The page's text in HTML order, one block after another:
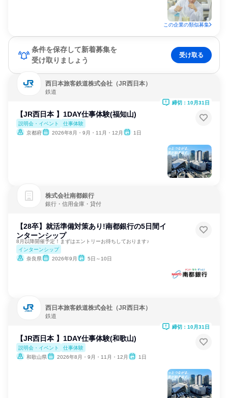
この企業の類似募集
条件を保存して新着募集を
受け取りましょう
受け取る
西日本旅客鉄道株式会社（JR西日本）
鉄道
【JR西日本 】1DAY仕事体験(福知山)
説明会・イベント
仕事体験
京都府
2026年8月・9月・11月・12月 1日
締切：10月31日
株式会社南都銀行
銀行・信用金庫・貸付
【28卒】就活準備対策あり!南都銀行の5日間イ
ンターンシップ
8月以降開催予定！まずはエントリーお待ちしております♪
インターンシップ
奈良県
2026年9月 5日～10日
西日本旅客鉄道株式会社（JR西日本）
鉄道
【JR西日本 】1DAY仕事体験(和歌山)
説明会・イベント
仕事体験
和歌山県
2026年8月・9月・11月・12月 1日
締切：10月31日